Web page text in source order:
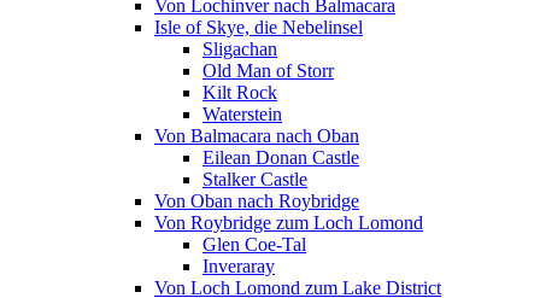
Von Lochinver nach Balmacara
Isle of Skye, die Nebelinsel
Sligachan
Old Man of Storr
Kilt Rock
Waterstein
Von Balmacara nach Oban
Eilean Donan Castle
Stalker Castle
Von Oban nach Roybridge
Von Roybridge zum Loch Lomond
Glen Coe-Tal
Inveraray
Von Loch Lomond zum Lake District